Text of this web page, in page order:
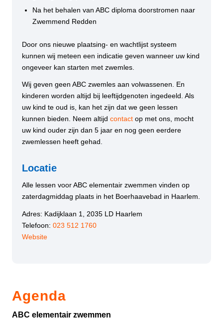
Na het behalen van ABC diploma doorstromen naar
Zwemmend Redden
Door ons nieuwe plaatsing- en wachtlijst systeem
kunnen wij meteen een indicatie geven wanneer uw kind
ongeveer kan starten met zwemles.
Wij geven geen ABC zwemles aan volwassenen. En
kinderen worden altijd bij leeftijdgenoten ingedeeld. Als
uw kind te oud is, kan het zijn dat we geen lessen
kunnen bieden. Neem altijd contact op met ons, mocht
uw kind ouder zijn dan 5 jaar en nog geen eerdere
zwemlessen heeft gehad.
Locatie
Alle lessen voor ABC elementair zwemmen vinden op
zaterdagmiddag plaats in het Boerhaavebad in Haarlem.
Adres: Kadijklaan 1, 2035 LD Haarlem
Telefoon: 023 512 1760
Website
Agenda
ABC elementair zwemmen